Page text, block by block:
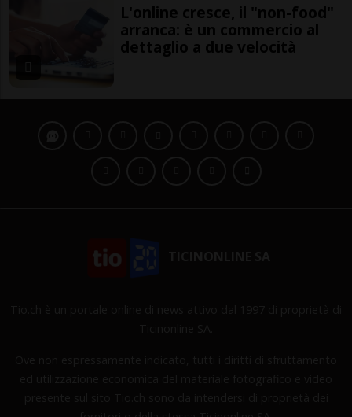
L'online cresce, il "non-food"
arranca: è un commercio al
dettaglio a due velocità